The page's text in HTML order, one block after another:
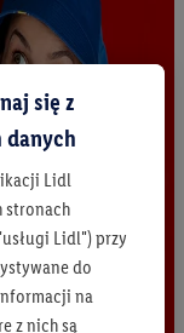
się z
danych
Lidl
stronach
Lidl") przy
do
na
z nich są